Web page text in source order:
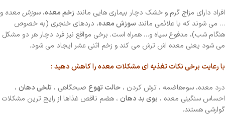
افراد دارای مزاج گرم و خشک دچار بیماری هایی مانند زخم معده،سوزش معده و
… می شوند که با علائمی مانند سوزش معده، دردهای خنجری (به خصوص
هنگام شب)، مدفوع سیاه و… همراه است. برخی مواقع نیز فرد دچار هر دو مشکل
می شود یعنی معده اش ترش می کند و زخم اثنی عشر ایجاد می شود.
با رعایت برخی نکات تغذیه ای مشکلات معده را کاهش دهید :
درد معده، سوءهاضمه ، ترش کردن ، حالت تهوع صبحگاهی ، تلخی دهان ،
احساس سنگینی معده ، بوی بد دهان ، هضم ناقص غذاها از رایج ترین مشکلات
گوارشی هستند.